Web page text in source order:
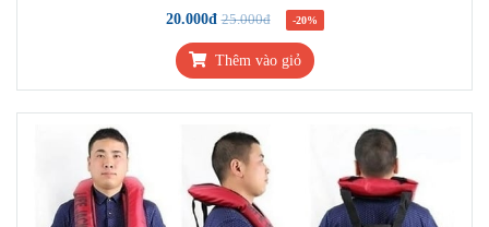
20.000đ 25.000đ -20%
Thêm vào giỏ